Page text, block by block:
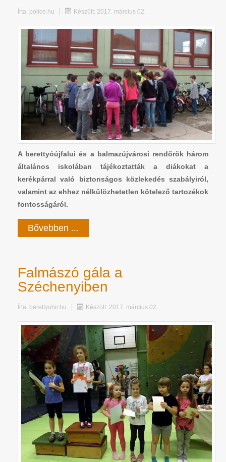
Írta: police.hu Készült: 2017. március 02.
A berettyóújfalui és a balmazújvárosi rendőrök három
általános iskolában tájékoztatták a diákokat a
kerékpárral való biztonságos közlekedés szabályiról,
valamint az ehhez nélkülözhetetlen kötelező tartozékok
fontosságáról.
Bővebben ...
Falmászó gála a
Széchenyiben
Írta: berettyohir.hu Készült: 2017. március 02.